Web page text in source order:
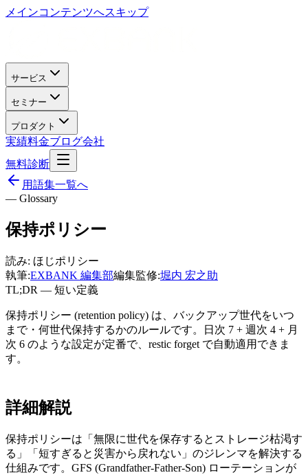
メインコンテンツへスキップ
サービス
セミナー
プロダクト
実績料金ブログ会社
無料診断
用語集一覧へ
— Glossary
保持ポリシー
読み: ほじポリシー
執筆:EXBANK 編集部編集監修:堀内 宏之助
TL;DR — 短い定義
保持ポリシー (retention policy) は、バックアップ世代をいつ
まで・何世代保持するかのルールです。日次 7 + 週次 4 + 月
次 6 のような設定が定番で、restic forget で自動適用できま
す。
詳細解説
保持ポリシーは「無限に世代を保存するとストレージ枯渇す
る」「短すぎると災害から戻れない」のジレンマを解決する
仕組みです。GFS (Grandfather-Father-Son) ローテーションが